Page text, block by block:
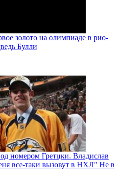
золото на олимпиаде в рио-
Булли
номером Гретцки. Владислав
все-таки вызовут в НХЛ" Не в